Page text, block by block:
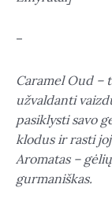
–
Caramel Oud –
užvaldanti
pasiklysti savo
klodus ir rasti
Aromatas –
gurmaniškas.